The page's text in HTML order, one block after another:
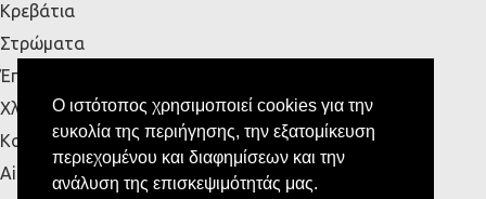
Ο ιστότοπος χρησιμοποιεί cookies για την
ευκολία της περιήγησης, την εξατομίκευση
περιεχομένου και διαφημίσεων και την
ανάλυση της επισκεψιμότητάς μας.
Κρεβάτια
Στρώματα
Έπιπλα Εξωτερικού Χώρου
Χλοοτάπητες
Κουζίνα
Airbnb